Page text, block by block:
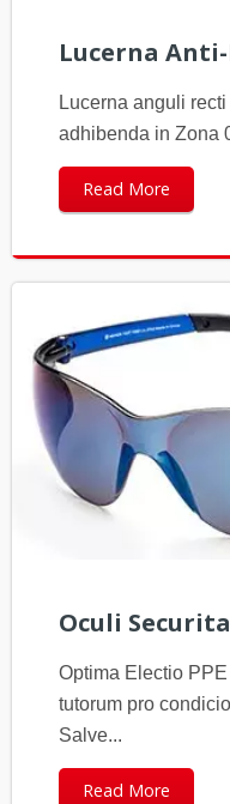
Lucerna
Lucerna anguli
adhibenda in Zona
Read More
Oculi
Optima Electio
tutorum pro
Salve...
Read More